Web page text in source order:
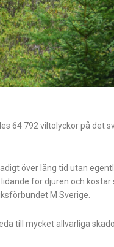
64 792 viltolyckor på det
över lång tid utan
för djuren och
M Sverige.
till mycket allvarliga